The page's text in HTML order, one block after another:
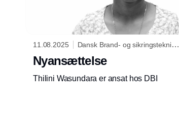
11.08.2025
Dansk Brand- og sikringsteknisk
Nyansættelse
Thilini Wasundara er ansat hos DBI